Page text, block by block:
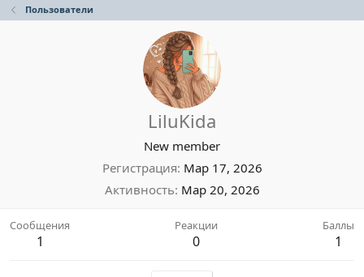
Пользователи
LiluKida
New member
Регистрация Мар 17, 2026
Активность Мар 20, 2026
Сообщения
1
Реакции
0
Баллы
1